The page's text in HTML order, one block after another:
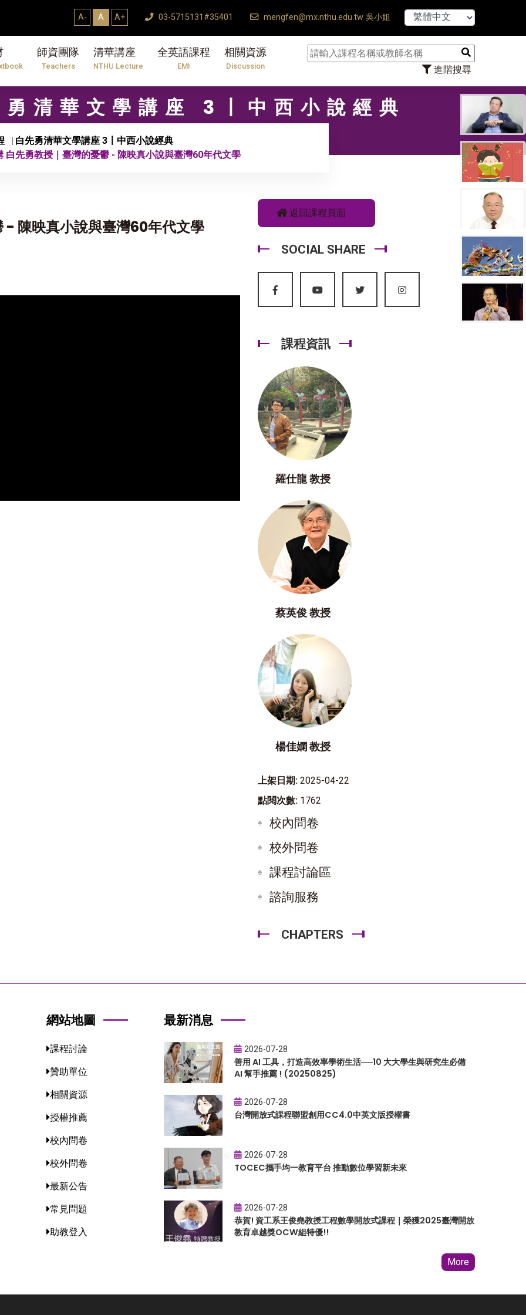
A- A A+ 03-5715131#35401 mengfen@mx.nthu.edu.tw 吳小姐
師資團隊
Teachers
清華講座
NTHU Lecture
全英語課程
EMI
相關資源
Discussion 進階搜尋
【7/31】114
清華文學講座 3〡中西小說經典
白先勇清華文學講座 3〡中西小說經典
白先勇教授｜臺灣的憂鬱 - 陳映真小說與臺灣60年代文學
- 陳映真小說與臺灣60年代文學
返回課程頁面
SOCIAL SHARE
課程資訊
羅仕龍 教授
蔡英俊 教授
楊佳嫻 教授
上架日期: 2025-04-22
點閱次數: 1762
校內問卷
校外問卷
課程討論區
諮詢服務
CHAPTERS
網站地圖
課程討論
贊助單位
相關資源
授權推薦
校內問卷
校外問卷
最新公告
常見問題
助教登入
最新消息
2026-07-28
善用 AI 工具，打造高效率學術生活──10 大大學生與研究生必備
AI 幫手推薦 ! (20250825)
2026-07-28
台灣開放式課程聯盟創用CC4.0中英文版授權書
2026-07-28
TOCEC攜手均一教育平台 推動數位學習新未來
2026-07-28
恭賀! 資工系王俊堯教授工程數學開放式課程｜榮獲2025臺灣開放
教育卓越獎OCW組特優!!
More